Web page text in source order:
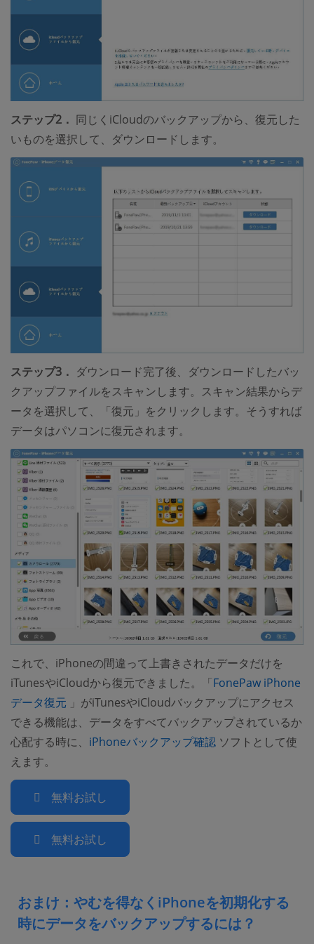
ステップ2． 同じくiCloudのバックアップから、復元した
いものを選択して、ダウンロードします。
ステップ3． ダウンロード完了後、ダウンロードしたバッ
クアップファイルをスキャンします。スキャン結果からデ
ータを選択して、「復元」をクリックします。そうすれば
データはパソコンに復元されます。
これで、iPhoneの間違って上書きされたデータだけを
iTunesやiCloudから復元できました。「FonePaw iPhone
データ復元 (opens new window)
」がiTunesやiCloudバックアップにアクセス
できる機能は、データをすべてバックアップされているか
心配する時に、 iPhoneバックアップ確認 (opens new
ソフトとして使
えます。
無料お試し
無料お試し
おまけ：やむを得なくiPhoneを初期化する
時にデータをバックアップするには？